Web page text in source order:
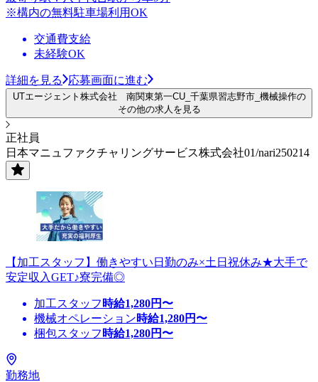
※構内の無料駐車場利用OK
交通費支給
未経験OK
詳細を見る 応募画面に進む
UTエージェント株式会社 南関東第一CU_千葉県習志野市_機械操作の
その他の求人を見る
正社員
日本マニュファクチャリングサービス株式会社01/nari250214
【加工スタッフ】働きやすい日勤のみ×土日祝休み★大手で
安定収入GET♪寮完備◎
加工スタッフ 時給1,280円〜
機械オペレーション時給1,280円〜
梱包スタッフ 時給1,280円〜
勤務地